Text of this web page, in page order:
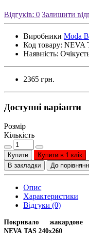
Відгуків: 0 Залишити
Виробники Moda
Код товару: NEVA
Наявність:
2365 грн.
Доступні варіанти
Розмір
Кількість
Купити
Купити в 1 клік
В закладки
До
Опис
Характеристики
Відгуки (0)
Покривало
NEVA TAS 240х260